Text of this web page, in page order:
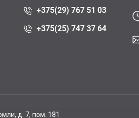
+375(29) 767 51 03
+375(25) 747 37 64
д. 7, пом. 181